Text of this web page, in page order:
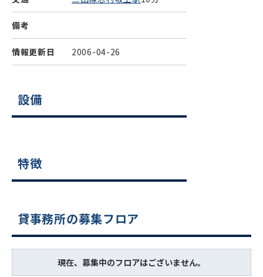
備考
情報更新日 2006-04-26
設備
特徴
貸事務所の募集フロア
現在、募集中のフロアはございません。